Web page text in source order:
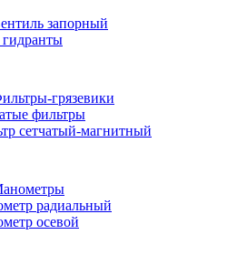
запорный
грязевики
фильтры
сетчатый-магнитный
радиальный
осевой